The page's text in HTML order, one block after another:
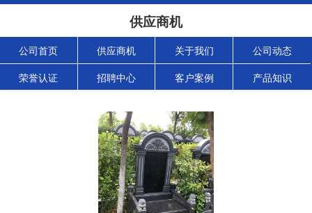
供应商机
公司首页 供应商机 关于我们 公司动态
荣誉认证 招聘中心 客户案例 产品知识